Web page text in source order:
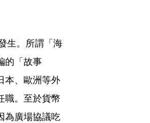
生。所謂「海
的「故事
本、歐洲等外
職。至於貨幣
為廣場協議吃